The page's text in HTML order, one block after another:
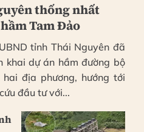
thống nhất
Tam Đảo
tỉnh Thái Nguyên đã
khai dự án hầm đường bộ
địa phương, hướng tới
đầu tư với...